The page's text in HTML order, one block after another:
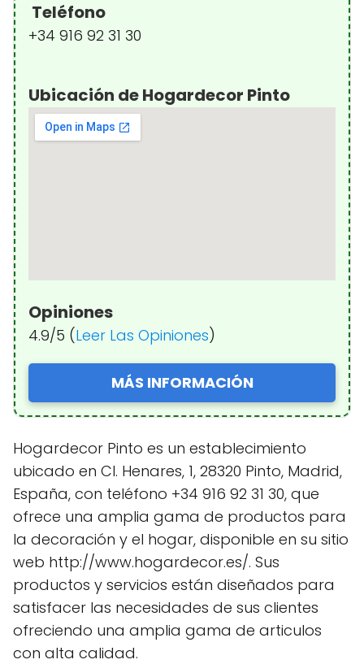
Teléfono
+34 916 92 31 30
Ubicación de Hogardecor Pinto
Opiniones
4.9/5 (Leer Las Opiniones)
MÁS INFORMACIÓN
Hogardecor Pinto es un establecimiento
ubicado en Cl. Henares, 1, 28320 Pinto, Madrid,
España, con teléfono +34 916 92 31 30, que
ofrece una amplia gama de productos para
la decoración y el hogar, disponible en su sitio
web http://www.hogardecor.es/. Sus
productos y servicios están diseñados para
satisfacer las necesidades de sus clientes
ofreciendo una amplia gama de articulos
con alta calidad.